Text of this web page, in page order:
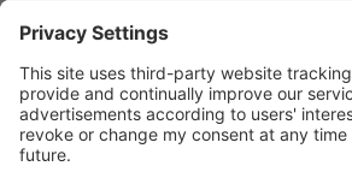
Vestringen 30
4365 Nærbø
Norge